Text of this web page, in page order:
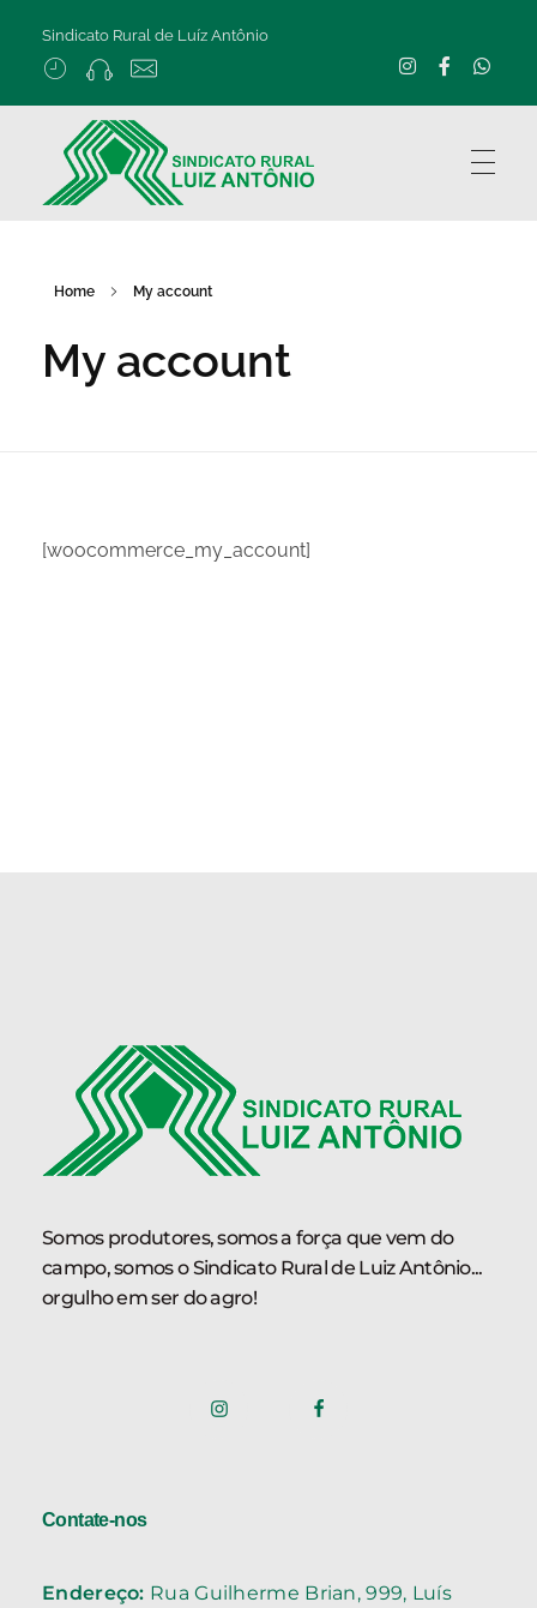
Sindicato Rural de Luíz Antônio
Home My account
My account
[woocommerce_my_account]
Somos produtores, somos a força que vem do
campo, somos o Sindicato Rural de Luiz Antônio...
orgulho em ser do agro!
Contate-nos
Endereço: Rua Guilherme Brian, 999, Luís